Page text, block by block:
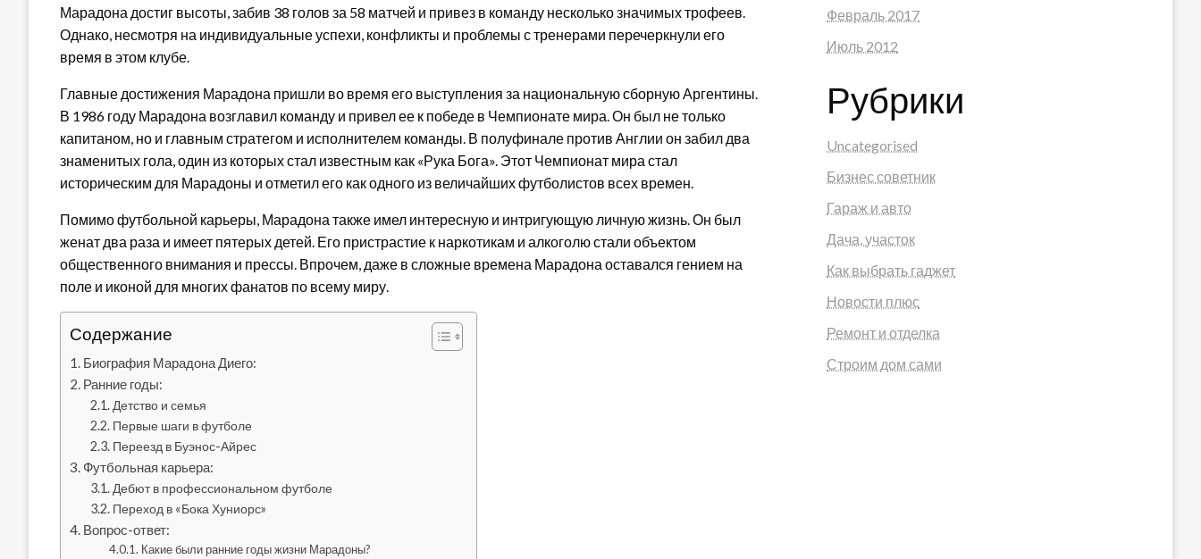
Марадона достиг высоты, забив 38 голов за 58 матчей и привез в команду несколько значимых трофеев.
Однако, несмотря на индивидуальные успехи, конфликты и проблемы с тренерами перечеркнули его
время в этом клубе.
Главные достижения Марадона пришли во время его выступления за национальную сборную Аргентины.
В 1986 году Марадона возглавил команду и привел ее к победе в Чемпионате мира. Он был не только
капитаном, но и главным стратегом и исполнителем команды. В полуфинале против Англии он забил два
знаменитых гола, один из которых стал известным как «Рука Бога». Этот Чемпионат мира стал
историческим для Марадоны и отметил его как одного из величайших футболистов всех времен.
Помимо футбольной карьеры, Марадона также имел интересную и интригующую личную жизнь. Он был
женат два раза и имеет пятерых детей. Его пристрастие к наркотикам и алкоголю стали объектом
общественного внимания и прессы. Впрочем, даже в сложные времена Марадона оставался гением на
поле и иконой для многих фанатов по всему миру.
Содержание
Биография Марадона Диего:
Ранние годы:
Детство и семья
Первые шаги в футболе
Переезд в Буэнос-Айрес
Футбольная карьера:
Дебют в профессиональном футболе
Переход в «Бока Хуниорс»
Вопрос-ответ:
Какие были ранние годы жизни Марадоны?
Февраль 2017
Июль 2012
Рубрики
Uncategorised
Бизнес советник
Гараж и авто
Дача, участок
Как выбрать гаджет
Новости плюс
Ремонт и отделка
Строим дом сами